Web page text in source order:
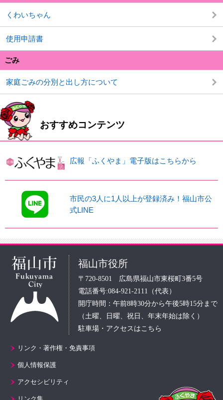
くわいちゃん
使用申請書
ごみ
家庭ごみの分別と出し方について
おすすめコンテンツ
広報「ふくやま」電子版はこちらから
市民の3人に1人以上が登録済み！福山市公
式LINE
福山市役所
〒720-8501 広島県福山市東桜町3番5号
電話番号:084-921-2111（代表）
開庁時間：午前8時30分から午後5時15分まで
（土曜、日曜、祝日、年末年始は除く）
駐車場・アクセスはこちら
リンク・著作権・免責事項
個人情報保護
アクセシビリティ